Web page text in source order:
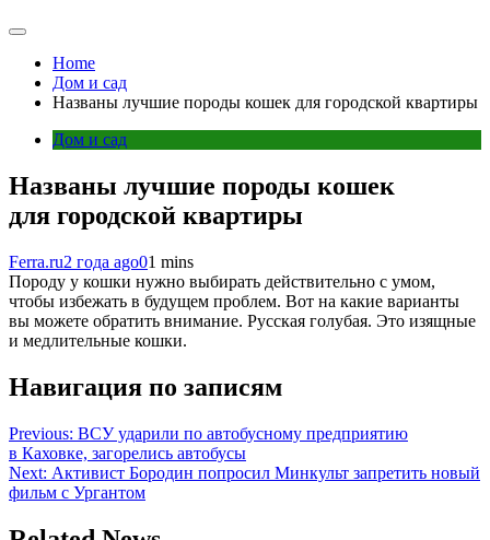
Home
Дом и сад
Названы лучшие породы кошек для городской квартиры
Дом и сад
Названы лучшие породы кошек
для городской квартиры
Ferra.ru2 года ago01 mins
Породу у кошки нужно выбирать действительно с умом,
чтобы избежать в будущем проблем. Вот на какие варианты
вы можете обратить внимание. Русская голубая. Это изящные
и медлительные кошки.
Навигация по записям
Previous: ВСУ ударили по автобусному предприятию
в Каховке, загорелись автобусы
Next: Активист Бородин попросил Минкульт запретить новый
фильм с Ургантом